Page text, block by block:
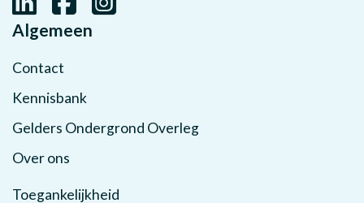
Algemeen
Contact
Kennisbank
Gelders Ondergrond Overleg
Over ons
Toegankelijkheid